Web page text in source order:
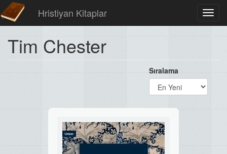
Hristiyan Kitaplar
Tim Chester
Sıralama